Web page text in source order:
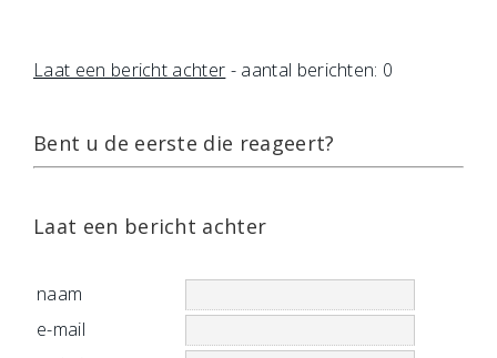
Laat een bericht achter - aantal berichten: 0
Bent u de eerste die reageert?
Laat een bericht achter
naam
e-mail